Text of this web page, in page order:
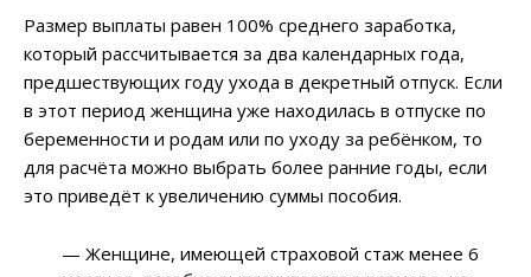
Размер выплаты равен 100% среднего заработка,
который рассчитывается за два календарных года,
предшествующих году ухода в декретный отпуск. Если
в этот период женщина уже находилась в отпуске по
беременности и родам или по уходу за ребёнком, то
для расчёта можно выбрать более ранние годы, если
это приведёт к увеличению суммы пособия.
— Женщине, имеющей страховой стаж менее 6